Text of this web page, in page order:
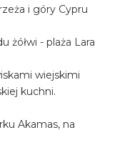
i góry Cypru
żółwi - plaża Lara
wiejskimi
kuchni.
Akamas, na